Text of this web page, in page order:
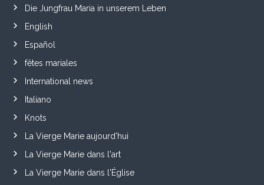
Die Jungfrau Maria in unserem Leben
English
Español
fêtes mariales
International news
Italiano
Knots
La Vierge Marie aujourd'hui
La Vierge Marie dans l'art
La Vierge Marie dans l'Église